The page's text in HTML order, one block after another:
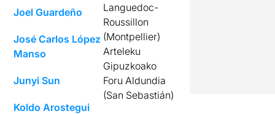
Joel Guardeño
José Carlos López
Manso
Junyi Sun
Koldo Arostegui
Languedoc-
Roussillon
(Montpellier)
Arteleku
Gipuzkoako
Foru Aldundia
(San Sebastián)